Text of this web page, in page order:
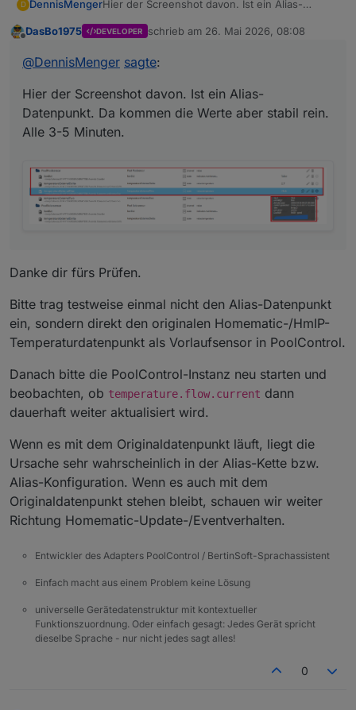
D DennisMengerHier der Screenshot davon. Ist ein Alias-
rein. Alle 3-5 Minuten.
DasBo1975 DEVELOPER schrieb am 26. Mai 2026, 08:08
zuletzt editiert von
@DennisMenger sagte:
Hier der Screenshot davon. Ist ein Alias-
Datenpunkt. Da kommen die Werte aber stabil rein.
Alle 3-5 Minuten.
Danke dir fürs Prüfen.
Bitte trag testweise einmal nicht den Alias-Datenpunkt
ein, sondern direkt den originalen Homematic-/HmIP-
Temperaturdatenpunkt als Vorlaufsensor in PoolControl.
Danach bitte die PoolControl-Instanz neu starten und
beobachten, ob temperature.flow.current dann
dauerhaft weiter aktualisiert wird.
Wenn es mit dem Originaldatenpunkt läuft, liegt die
Ursache sehr wahrscheinlich in der Alias-Kette bzw.
Alias-Konfiguration. Wenn es auch mit dem
Originaldatenpunkt stehen bleibt, schauen wir weiter
Richtung Homematic-Update-/Eventverhalten.
Entwickler des Adapters PoolControl / BertinSoft-Sprachassistent
Einfach macht aus einem Problem keine Lösung
universelle Gerätedatenstruktur mit kontextueller
Funktionszuordnung. Oder einfach gesagt: Jedes Gerät spricht
dieselbe Sprache - nur nicht jedes sagt alles!
0